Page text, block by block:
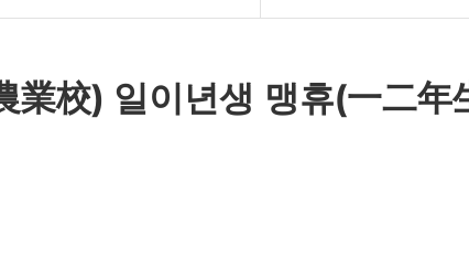
業校) 일이년생 맹휴(一二